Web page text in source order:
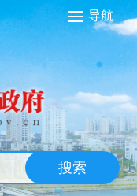
导航
搜索